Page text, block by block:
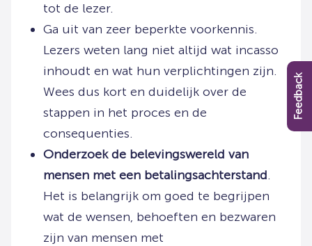
tot de lezer.
Ga uit van zeer beperkte voorkennis.
Lezers weten lang niet altijd wat incasso
inhoudt en wat hun verplichtingen zijn.
Wees dus kort en duidelijk over de
stappen in het proces en de
consequenties.
Onderzoek de belevingswereld van
mensen met een betalingsachterstand.
Het is belangrijk om goed te begrijpen
wat de wensen, behoeften en bezwaren
zijn van mensen met
Feedback